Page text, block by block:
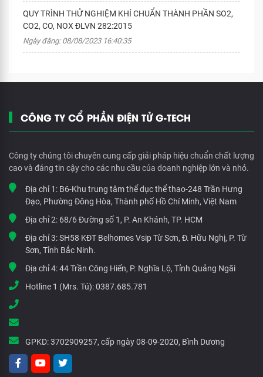
QUY TRÌNH THỬ NGHIỆM KHÍ CHUẨN THÀNH PHẦN SO2,
CO2, CO, NOX ĐLVN 282:2015
Ngày đăng: 08/08/2023 16:40:35
CÔNG TY CỔ PHẦN ĐIỆN TỬ G-TECH
Công ty chúng tôi chuyên cung cấp giải pháp hiệu chuẩn chất lượng
cao và đáng tin cậy cho các nhu cầu của doanh nghiệp lớn và nhỏ.
Địa chỉ 1: B6-Khu trung tâm thể dục thể thao-248 Trần Hưng
Đạo, Phường Đông Hòa, Thành phố Hồ Chí Minh, Việt Nam
Địa chỉ 2: 68/6 Đường số 1, P. An Khánh, TP. HCM
Địa chỉ 3:SH58 KĐT Belhomes Vsip Từ Sơn, Đ. Hữu Nghị, P. Từ
Sơn, Tỉnh Bắc Ninh.
Địa chỉ 4:44 Trần Công Hiến, P. Nghĩa Lộ, Tỉnh Quảng Ngãi
Hotline 1 (Mrs. Tú):0387.685.781
GPKD:3702909257, cấp ngày 08-09-2020, Bình Dương